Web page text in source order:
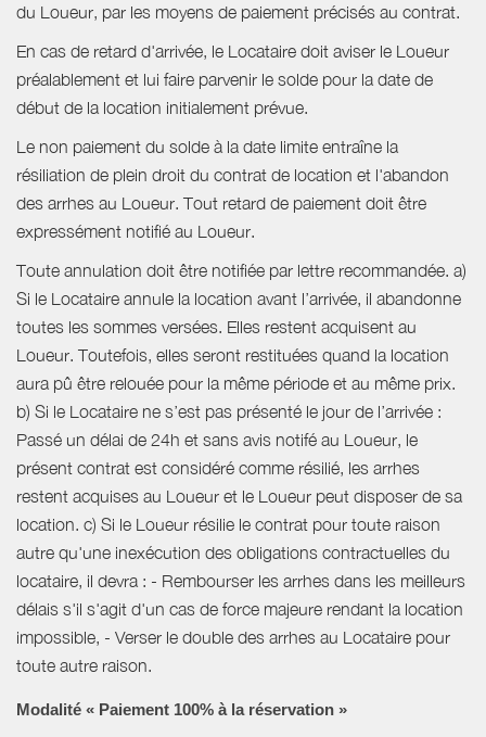
du Loueur, par les moyens de paiement précisés au contrat.
En cas de retard d'arrivée, le Locataire doit aviser le Loueur
préalablement et lui faire parvenir le solde pour la date de
début de la location initialement prévue.
Le non paiement du solde à la date limite entraîne la
résiliation de plein droit du contrat de location et l'abandon
des arrhes au Loueur. Tout retard de paiement doit être
expressément notifié au Loueur.
Toute annulation doit être notifiée par lettre recommandée. a)
Si le Locataire annule la location avant l’arrivée, il abandonne
toutes les sommes versées. Elles restent acquisent au
Loueur. Toutefois, elles seront restituées quand la location
aura pû être relouée pour la même période et au même prix.
b) Si le Locataire ne s’est pas présenté le jour de l’arrivée :
Passé un délai de 24h et sans avis notifé au Loueur, le
présent contrat est considéré comme résilié, les arrhes
restent acquises au Loueur et le Loueur peut disposer de sa
location. c) Si le Loueur résilie le contrat pour toute raison
autre qu'une inexécution des obligations contractuelles du
locataire, il devra : - Rembourser les arrhes dans les meilleurs
délais s'il s'agit d'un cas de force majeure rendant la location
impossible, - Verser le double des arrhes au Locataire pour
toute autre raison.
Modalité « Paiement 100% à la réservation »